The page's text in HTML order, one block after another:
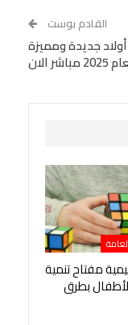
VK
Viber
القادم بوست
جديدة ومميزة
مباشر الان
مفتاح تنمية
بطرق